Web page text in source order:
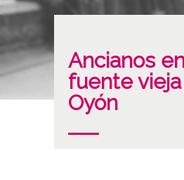
Ancianos
fuente
Oyón